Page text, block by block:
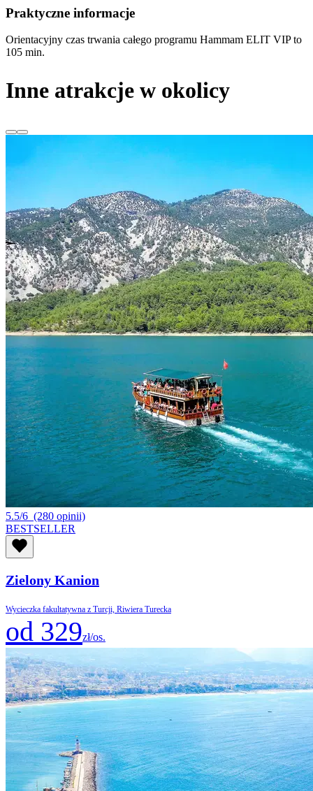
Praktyczne informacje
Orientacyjny czas trwania całego programu Hammam ELIT VIP to
105 min.
Inne atrakcje w okolicy
5.5/6 (280 opinii)
BESTSELLER
Zielony Kanion
Wycieczka fakultatywna z Turcji, Riwiera Turecka
od 329zł/os.